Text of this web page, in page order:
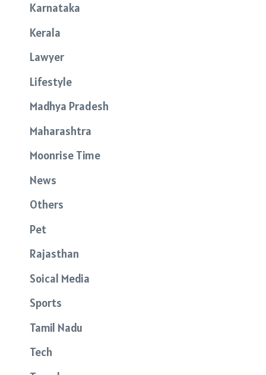
Karnataka
Kerala
Lawyer
Lifestyle
Madhya Pradesh
Maharashtra
Moonrise Time
News
Others
Pet
Rajasthan
Soical Media
Sports
Tamil Nadu
Tech